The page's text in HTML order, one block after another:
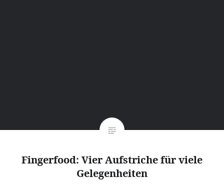
Fingerfood: Vier Aufstriche für viele
Gelegenheiten